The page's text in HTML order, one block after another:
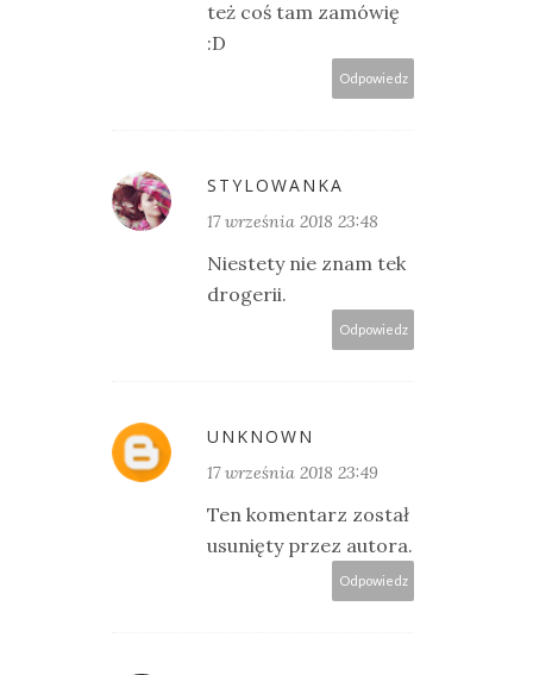
też coś tam zamówię
:D
Odpowiedz
STYLOWANKA
17 września 2018 23:48
Niestety nie znam tek
drogerii.
Odpowiedz
UNKNOWN
17 września 2018 23:49
Ten komentarz został
usunięty przez autora.
Odpowiedz